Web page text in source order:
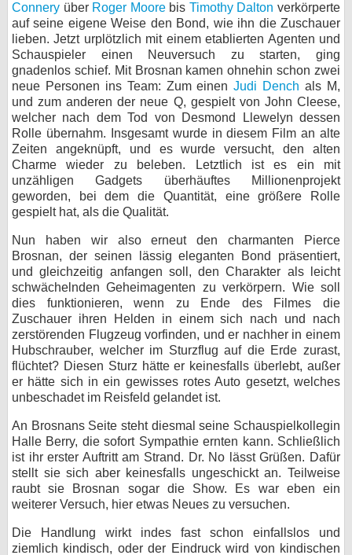
Connery über Roger Moorebis Timothy Dalton verkörperte
auf seine eigene Weise den Bond, wie ihn die Zuschauer
lieben. Jetzt urplötzlich mit einem etablierten Agenten und
Schauspieler einen Neuversuch zu starten, ging
gnadenlos schief. Mit Brosnan kamen ohnehin schon zwei
neue Personen ins Team: Zum einenJudi Dench als M,
und zum anderen der neue Q, gespielt von John Cleese,
welcher nach dem Tod von Desmond Llewelyn dessen
Rolle übernahm. Insgesamt wurde in diesem Film an alte
Zeiten angeknüpft, und es wurde versucht, den alten
Charme wieder zu beleben. Letztlich ist es ein mit
unzähligen Gadgets überhäuftes Millionenprojekt
geworden, bei dem die Quantität, eine größere Rolle
gespielt hat, als die Qualität.
Nun haben wir also erneut den charmanten Pierce
Brosnan, der seinen lässig eleganten Bond präsentiert,
und gleichzeitig anfangen soll, den Charakter als leicht
schwächelnden Geheimagenten zu verkörpern. Wie soll
dies funktionieren, wenn zu Ende des Filmes die
Zuschauer ihren Helden in einem sich nach und nach
zerstörenden Flugzeug vorfinden, und er nachher in einem
Hubschrauber, welcher im Sturzflug auf die Erde zurast,
flüchtet? Diesen Sturz hätte er keinesfalls überlebt, außer
er hätte sich in ein gewisses rotes Auto gesetzt, welches
unbeschadet im Reisfeld gelandet ist.
An Brosnans Seite steht diesmal seine Schauspielkollegin
Halle Berry, die sofort Sympathie ernten kann. Schließlich
ist ihr erster Auftritt am Strand. Dr. No lässt Grüßen. Dafür
stellt sie sich aber keinesfalls ungeschickt an. Teilweise
raubt sie Brosnan sogar die Show. Es war eben ein
weiterer Versuch, hier etwas Neues zu versuchen.
Die Handlung wirkt indes fast schon einfallslos und
ziemlich kindisch, oder der Eindruck wird von kindischen